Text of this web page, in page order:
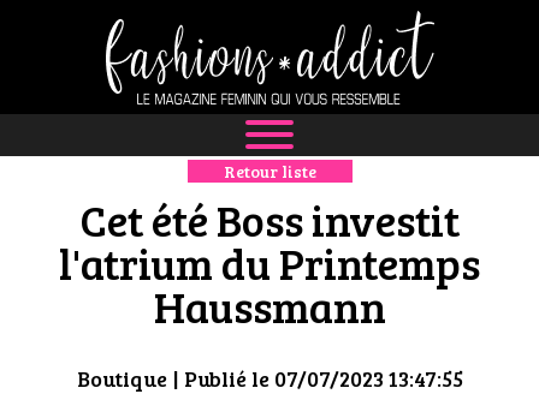
NEWS
MODE
LUXE
DÉFILÉS
Retour liste
Cet été Boss investit
l'atrium du Printemps
Haussmann
Boutique| Publié le 07/07/2023 13:47:55